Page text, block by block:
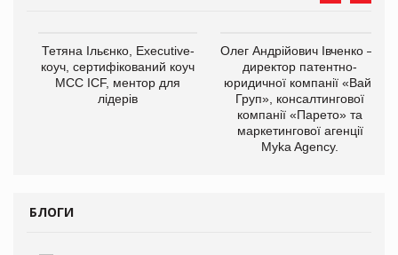
Тетяна Ільєнко, Executive-
коуч, сертифікований коуч
МСС ICF, ментор для
лідерів
Олег Андрійович Івченко —
директор патентно-
юридичної компанії «Вайз
Груп», консалтингової
компанії «Парето» та
маркетингової агенції
Myka Agency.
БЛОГИ